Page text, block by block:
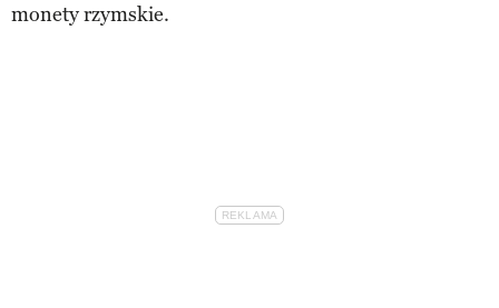
monety rzymskie.